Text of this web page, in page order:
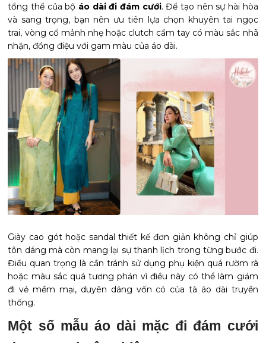
tổng thể của bộ áo dài đi đám cưới. Để tạo nên sự hài hòa
và sang trọng, bạn nên ưu tiên lựa chọn khuyên tai ngọc
trai, vòng cổ mảnh nhẹ hoặc clutch cầm tay có màu sắc nhã
nhặn, đồng điệu với gam màu của áo dài.
Giày cao gót hoặc sandal thiết kế đơn giản không chỉ giúp
tôn dáng mà còn mang lại sự thanh lịch trong từng bước đi.
Điều quan trọng là cần tránh sử dụng phụ kiện quá rườm rà
hoặc màu sắc quá tương phản vì điều này có thể làm giảm
đi vẻ mềm mại, duyên dáng vốn có của tà áo dài truyền
thống.
Một số mẫu áo dài mặc đi đám cưới